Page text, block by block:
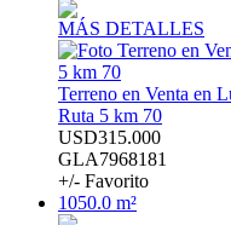
MÁS DETALLES
Terreno en Venta en
Ruta 5 km 70
USD315.000
GLA7968181
+/- Favorito
1050.0 m²